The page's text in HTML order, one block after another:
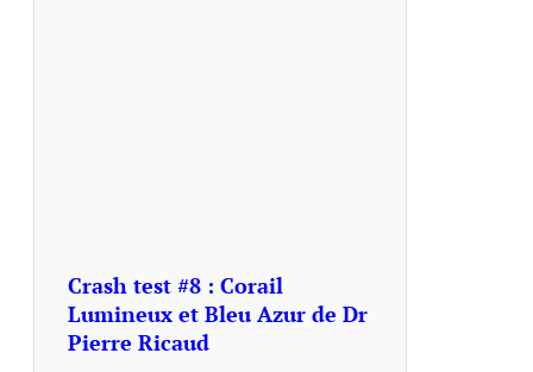
Crash test #8 : Corail
Lumineux et Bleu Azur de Dr
Pierre Ricaud